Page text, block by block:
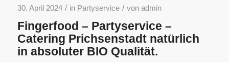
30. April 2024 / in Partyservice / von admin
Fingerfood – Partyservice –
Catering Prichsenstadt natürlich
in absoluter BIO Qualität.